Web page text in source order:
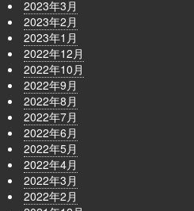
2023年3月
2023年2月
2023年1月
2022年12月
2022年10月
2022年9月
2022年8月
2022年7月
2022年6月
2022年5月
2022年4月
2022年3月
2022年2月